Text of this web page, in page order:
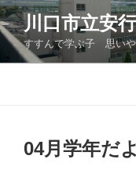
コ
ン
テ
ン
川口市立安
すすんで学ぶ子 思い
04月学年だ